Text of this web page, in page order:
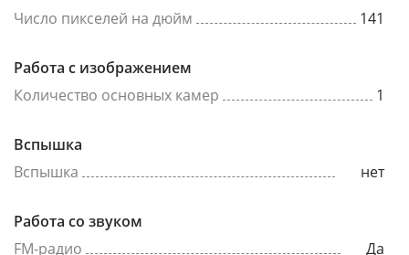
Число пикселей на дюйм
141
Работа с изображением
Количество основных камер
1
Вспышка
Вспышка
нет
Работа со звуком
FM-радио
Да